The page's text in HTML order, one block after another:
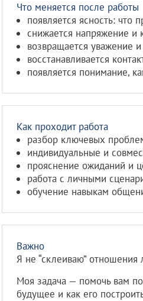
Что меняется после работы
появляется ясность: что
снижается напряжение и
возвращается уважение
восстанавливается
появляется понимание,
Как проходит работа
разбор ключевых
индивидуальные и
прояснение ожиданий и
работа с личными
обучение навыкам
Важно
Я не “склеиваю”
Моя задача — помочь вам
будущее и как его